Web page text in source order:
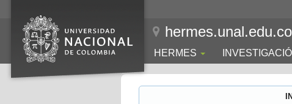
hermes.unal.edu.co
HERMES